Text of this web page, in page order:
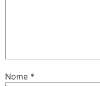
Nome *